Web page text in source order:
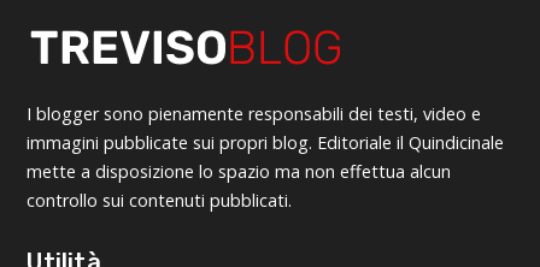
I blogger sono pienamente responsabili dei testi, video e
immagini pubblicate sui propri blog. Editoriale il Quindicinale
mette a disposizione lo spazio ma non effettua alcun
controllo sui contenuti pubblicati.